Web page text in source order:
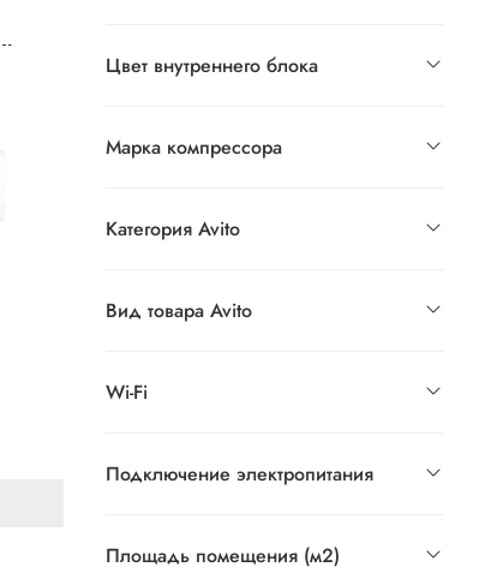
Цвет внутреннего блока
Марка компрессора
Категория Avito
Вид товара Avito
Wi-Fi
Подключение электропитания
Площадь помещения (м2)